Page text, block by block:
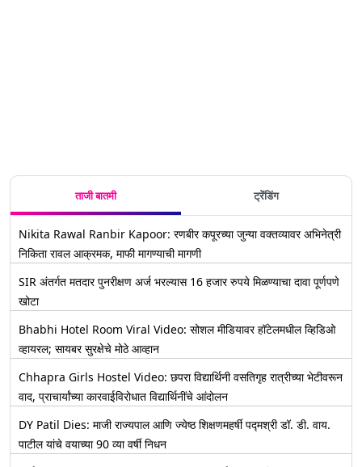
ताजी बातमी ट्रेंडिंग
Nikita Rawal Ranbir Kapoor: रणबीर कपूरच्या जुन्या वक्तव्यावर अभिनेत्री
निकिता रावल आक्रमक, माफी मागण्याची मागणी
SIR अंतर्गत मतदार पुनरीक्षण अर्ज भरल्यास 16 हजार रुपये मिळण्याचा दावा पूर्णपणे
खोटा
Bhabhi Hotel Room Viral Video: सोशल मीडियावर हॉटेलमधील व्हिडिओ
व्हायरल; सायबर सुरक्षेचे मोठे आव्हान
Chhapra Girls Hostel Video: छपरा विद्यार्थिनी वसतिगृह रात्रीच्या भेटीवरून
वाद, प्राचार्यांच्या कारवाईविरोधात विद्यार्थिनींचे आंदोलन
DY Patil Dies: माजी राज्यपाल आणि ज्येष्ठ शिक्षणमहर्षी पद्मश्री डॉ. डी. वाय.
पाटील यांचे वयाच्या 90 व्या वर्षी निधन